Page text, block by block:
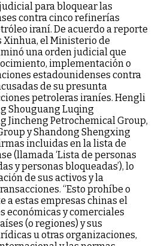
para bloquear las
contra cinco refinerías
iraní. De acuerdo a reporte
Xinhua, el Ministerio de
una orden judicial que
implementación o
estadounidenses contra
de su presunta
petroleras iraníes. Hengli
Shouguang Luqing
Jincheng Petrochemical Group,
y Shandong Shengxing
incluidas en la lista de
(llamada ‘Lista de personas
y personas bloqueadas’), lo
de sus activos y la
“Esto prohíbe o
estas empresas chinas el
económicas y comerciales
(o regiones) y sus
u otras organizaciones,